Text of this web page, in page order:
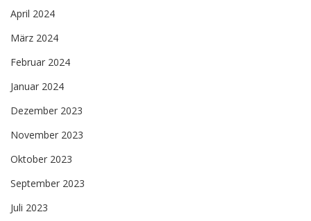
April 2024
März 2024
Februar 2024
Januar 2024
Dezember 2023
November 2023
Oktober 2023
September 2023
Juli 2023